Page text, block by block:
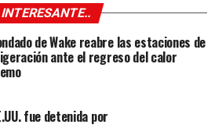
INTERESANTE..
de Wake reabre las estaciones de
ante el regreso del calor
fue detenida por